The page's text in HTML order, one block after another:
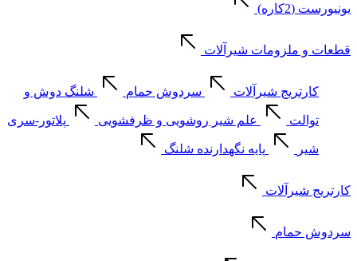
یونیورست (2کاره)
قطعات و ملزومات شیرآلات
کارتریج شیرآلات سردوش حمام شلنگ دوش و
توالت علم شیر روشویی و ظرفشویی پلاتور-سری
شیر پایه نگهدارنده شلنگ
کارتریج شیرآلات
سردوش حمام